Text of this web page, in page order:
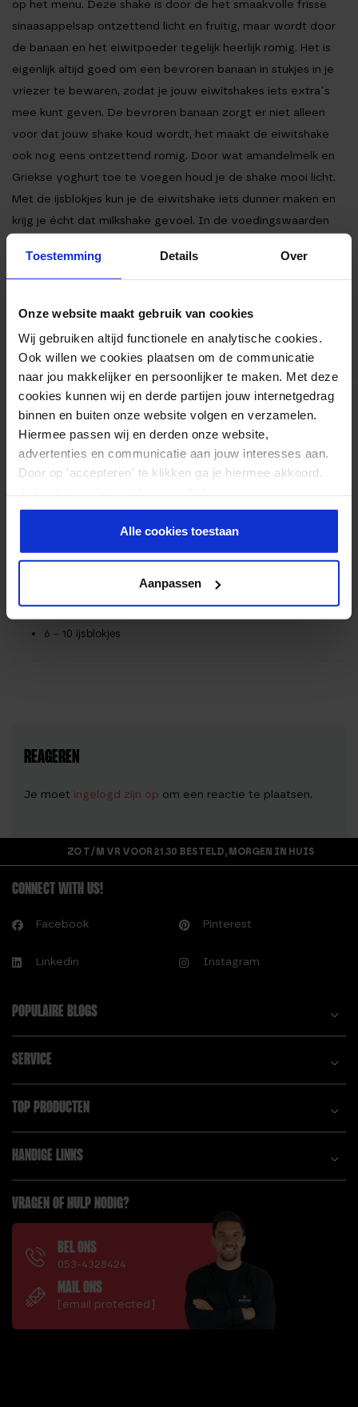
Toestemming Details Over
Onze website maakt gebruik van cookies
Wij gebruiken altijd functionele en analytische cookies.
Ook willen we cookies plaatsen om de communicatie
naar jou makkelijker en persoonlijker te maken. Met deze
cookies kunnen wij en derde partijen jouw internetgedrag
binnen en buiten onze website volgen en verzamelen.
Hiermee passen wij en derden onze website,
advertenties en communicatie aan jouw interesses aan.
Door op 'accepteren' te klikken ga je hiermee akkoord.
er meer over in onsprivacy beleid.
Alle cookies toestaan
Aanpassen
op het menu. Deze shake is door de het smaakvolle frisse
sinaasappelsap ontzettend licht en fruitig, maar wordt door
de banaan en het eiwitpoeder tegelijk heerlijk romig. Het is
eigenlijk altijd goed om een bevroren banaan in stukjes in je
vriezer te bewaren, zodat je jouw eiwitshakes iets extra’s
mee kunt geven. De bevroren banaan zorgt er niet alleen
voor dat jouw shake koud wordt, het maakt de eiwitshake
ook nog eens ontzettend romig. Door wat amandelmelk en
Griekse yoghurt toe te voegen houd je de shake mooi licht.
Met de ijsblokjes kun je de eiwitshake iets dunner maken en
krijg je écht dat milkshake gevoel. In de voedingswaarden
prima in twee glazen uitschenken en allebei een flinke shake
een klein schijfje sinaasappel. Het oog wil ook wat natuurlijk!
comments!
Bereiding
Voedingswaarden
INGREDIËNTEN
250 ml amandelmelk
1 banaan, in stukjes en bevroren
2 eetlepels Griekse yoghurt
6 – 10 ijsblokjes
REAGEREN
Je moet ingelogd zijn op om een reactie te plaatsen.
ZO T/M VR VOOR 21.30 BESTELD, MORGEN IN HUIS
CONNECT WITH US!
Facebook Pinterest
Linkedin Instagram
POPULAIRE BLOGS
SERVICE
TOP PRODUCTEN
HANDIGE LINKS
VRAGEN OF HULP NODIG?
BEL ONS
053-4328424
MAIL ONS
[email protected]